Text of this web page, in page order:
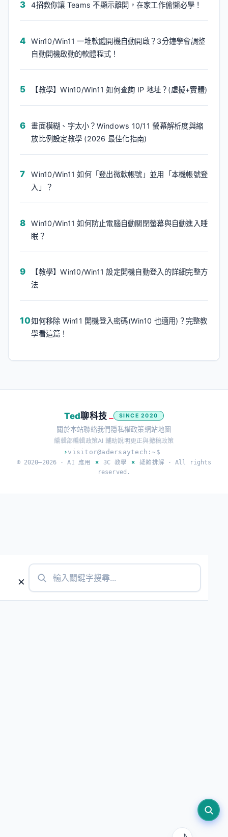
4招教你讓 Teams 不顯示離開，在家工作偷懶必學！
Win10/Win11 一堆軟體開機自動開啟？3分鐘學會調整
自動開機啟動的軟體程式！
【教學】Win10/Win11 如何查詢 IP 地址？(虛擬+實體)
畫面模糊、字太小？Windows 10/11 螢幕解析度與縮
放比例設定教學 (2026 最佳化指南)
Win10/Win11 如何「登出微軟帳號」並用「本機帳號登
入」？
Win10/Win11 如何防止電腦自動關閉螢幕與自動進入睡
眠？
【教學】Win10/Win11 設定開機自動登入的詳細完整方
法
如何移除 Win11 開機登入密碼(Win10 也適用)？完整教
學看這篇！
Ted聊科技 SINCE 2020
關於本站聯絡我們 隱私權政策網站地圖
編輯部編輯政策AI 輔助說明更正與撤稿政策
› visitor@adersaytech:~$
© 2020–2026 ·AI 應用 × 3C 教學 × 疑難排解 · All rights
reserved.
×